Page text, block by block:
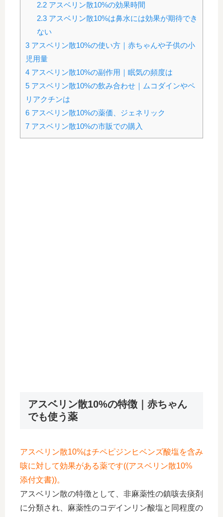
2.2アスベリン散10%の効果時間
2.3アスベリン散10%は鼻水には効果が期待でき
ない
3 アスベリン散10%の使い方｜赤ちゃんや子供の小
児用量
4 アスベリン散10%の副作用｜眠気の頻度は
5 アスベリン散10%の飲み合わせ｜ムコダインやペ
リアクチンは
6 アスベリン散10%の薬価、ジェネリック
7 アスベリン散10%の市販での購入
アスベリン散10%の特徴｜赤ちゃん
でも使う薬
アスベリン散10%はチペピジンヒベンズ酸塩を含み
咳に対して効果がある薬です((アスベリン散10%
添付文書))。
アスベリン散の特徴として、非麻薬性の鎮咳去痰剤
に分類され、麻薬性のコデインリン酸塩と同程度の